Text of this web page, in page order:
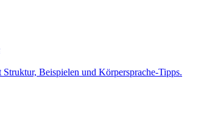
Beispielen und Körpersprache-Tipps.